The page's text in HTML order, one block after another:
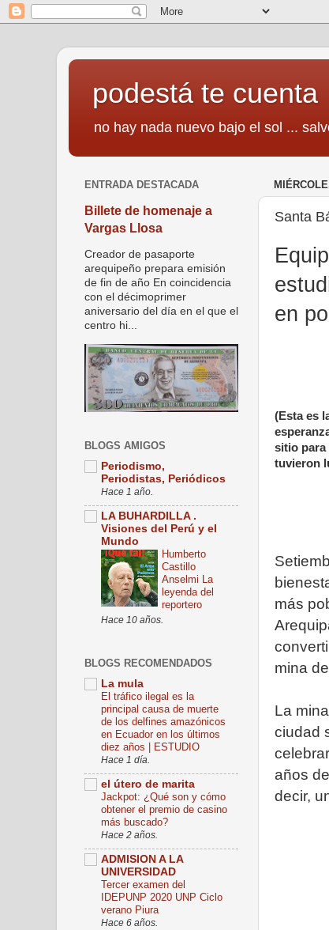
podestá te cuenta
no hay nada nuevo bajo el sol ...
Santa
en
(Esta es
sitio para
tuvieron
más
mina
La
ciudad
años
decir,
ENTRADA DESTACADA
Billete de homenaje a
Vargas Llosa
Creador de pasaporte
arequipeño prepara emisión
de fin de año En coincidencia
con el décimoprimer
aniversario del día en el que el
centro hi...
BLOGS AMIGOS
Periodismo,
Periodistas, Periódicos
Hace 1 año.
LA BUHARDILLA .
Visiones del Perú y el
Mundo
Humberto
Castillo
Anselmi La
leyenda del
reportero
Hace 10 años.
BLOGS RECOMENDADOS
La mula
El tráfico ilegal es la
principal causa de muerte
de los delfines amazónicos
en Ecuador en los últimos
diez años | ESTUDIO
Hace 1 día.
el útero de marita
Jackpot: ¿Qué son y cómo
obtener el premio de casino
más buscado?
Hace 2 años.
ADMISION A LA
UNIVERSIDAD
Tercer examen del
IDEPUNP 2020 UNP Ciclo
verano Piura
Hace 6 años.